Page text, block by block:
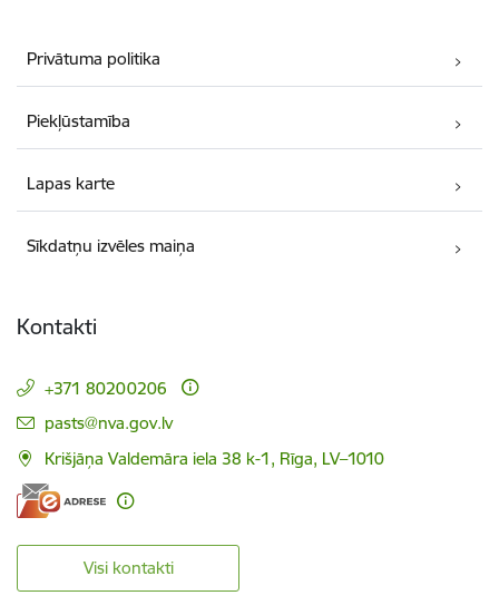
Privātuma politika
Piekļūstamība
Lapas karte
Sīkdatņu izvēles maiņa
Kontakti
+371 80200206
E-pasts:
pasts@nva.gov.lv
Krišjāņa Valdemāra iela 38 k-1, Rīga, LV–1010
Visi kontakti